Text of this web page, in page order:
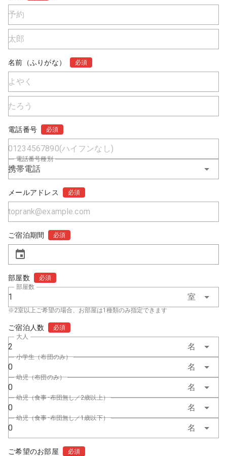
名前（ふりがな） 必須
電話番号 必須
携帯電話
電話番号種別
メールアドレス 必須
ご宿泊期間 必須
部屋数 必須
1 室
部屋数
※2室以上ご希望の場合、お部屋は1種類のみ指定できます
ご宿泊人数 必須
2 名
大人
0 名
小学生（布団のみ）
0 名
幼児（布団のみ）
0 名
幼児（食事･布団無し／2歳以上）
0 名
幼児（食事･布団無し／1歳以下）
ご希望のお部屋 必須